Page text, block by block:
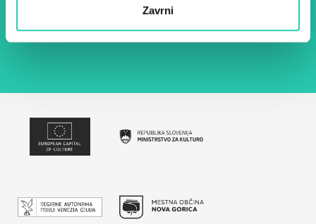
Zavrni
Z uporabo tega obrazca potrjujem, da sem
seznanjen z obdelavo osebnih podatkov za